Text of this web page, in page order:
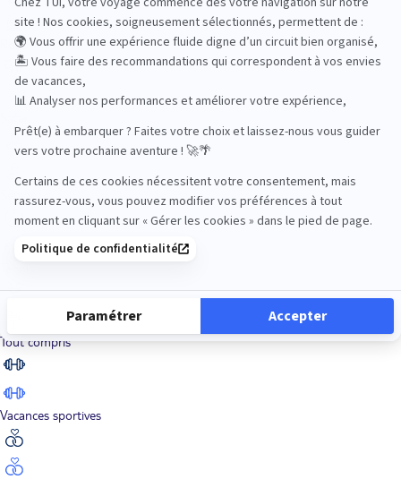
Road Trips
Sénior
Tout compris
Vacances sportives